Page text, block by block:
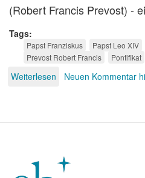
(Robert Francis Prevost) -
Tags
Papst Franziskus Papst Leo XIV
Prevost Robert Francis
Pontifikat
Weiterlesen über
Neuen Kommentar